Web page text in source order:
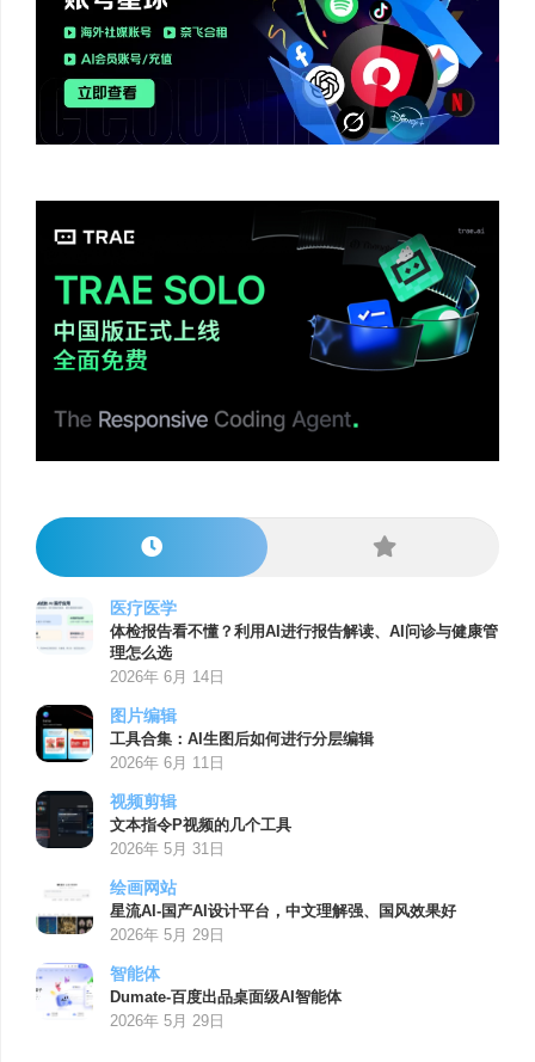
医疗医学
体检报告看不懂？利用AI进行报告解读、AI问诊与健康管
理怎么选
2026年 6月 14日
图片编辑
工具合集：AI生图后如何进行分层编辑
2026年 6月 11日
视频剪辑
文本指令P视频的几个工具
2026年 5月 31日
绘画网站
星流AI-国产AI设计平台，中文理解强、国风效果好
2026年 5月 29日
智能体
Dumate-百度出品桌面级AI智能体
2026年 5月 29日